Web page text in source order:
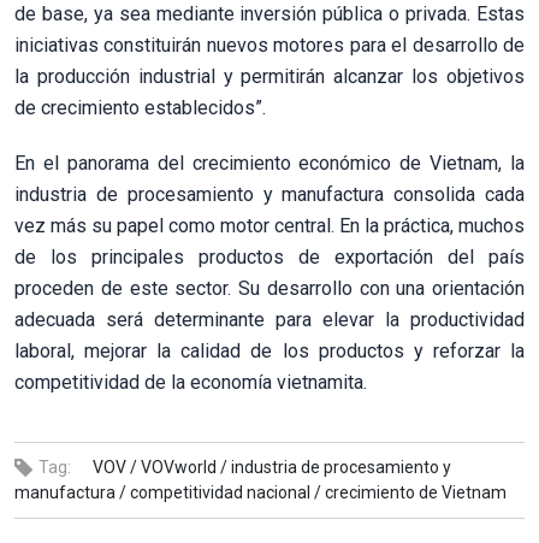
de base, ya sea mediante inversión pública o privada. Estas
iniciativas constituirán nuevos motores para el desarrollo de
la producción industrial y permitirán alcanzar los objetivos
de crecimiento establecidos”.
En el panorama del crecimiento económico de Vietnam, la
industria de procesamiento y manufactura consolida cada
vez más su papel como motor central. En la práctica, muchos
de los principales productos de exportación del país
proceden de este sector. Su desarrollo con una orientación
adecuada será determinante para elevar la productividad
laboral, mejorar la calidad de los productos y reforzar la
competitividad de la economía vietnamita.
Tag: VOV /VOVworld /industria de procesamiento y
manufactura /competitividad nacional /crecimiento de Vietnam